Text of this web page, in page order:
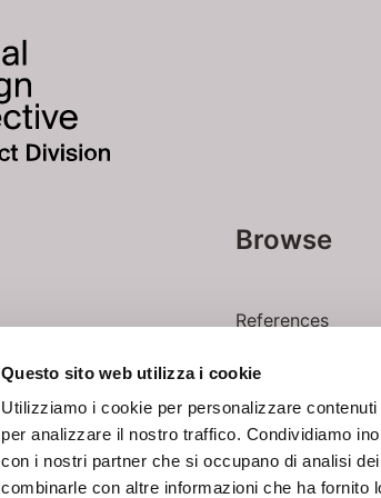
Questo sito web utilizza i cookie
Utilizziamo i cookie per personalizzare
per analizzare il nostro traffico. Condividiamo
con i nostri partner che si occupano di analisi
combinarle con altre informazioni che ha fornito
Browse
References
Contacts